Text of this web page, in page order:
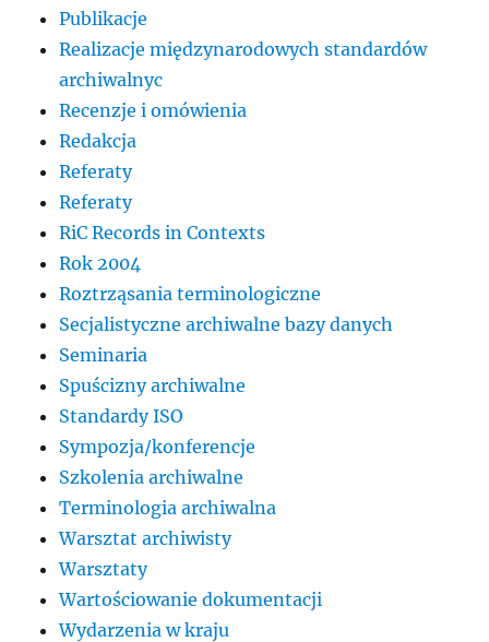
Publikacje
Realizacje międzynarodowych standardów
archiwalnyc
Recenzje i omówienia
Redakcja
Referaty
Referaty
RiC Records in Contexts
Rok 2004
Roztrząsania terminologiczne
Secjalistyczne archiwalne bazy danych
Seminaria
Spuścizny archiwalne
Standardy ISO
Sympozja/konferencje
Szkolenia archiwalne
Terminologia archiwalna
Warsztat archiwisty
Warsztaty
Wartościowanie dokumentacji
Wydarzenia w kraju